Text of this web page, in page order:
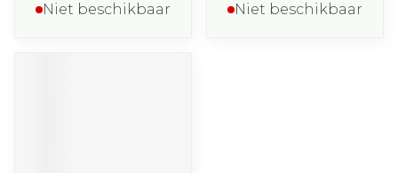
Niet beschikbaar Niet beschikbaar